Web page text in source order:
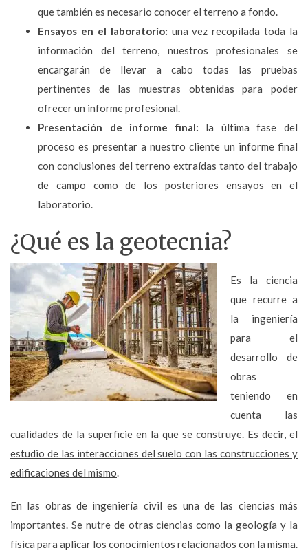
que también es necesario conocer el terreno a fondo.
Ensayos en el laboratorio: una vez recopilada toda la
información del terreno, nuestros profesionales se
encargarán de llevar a cabo todas las pruebas
pertinentes de las muestras obtenidas para poder
ofrecer un informe profesional.
Presentación de informe final: la última fase del
proceso es presentar a nuestro cliente un informe final
con conclusiones del terreno extraídas tanto del trabajo
de campo como de los posteriores ensayos en el
laboratorio.
¿Qué es la geotecnia?
Es la ciencia
que recurre a
la ingeniería
para el
desarrollo de
obras
teniendo en
cuenta las
cualidades de la superficie en la que se construye. Es decir, el
estudio de las interacciones del suelo con las construcciones y
edificaciones del mismo.
En las obras de ingeniería civil es una de las ciencias más
importantes. Se nutre de otras ciencias como la geología y la
física para aplicar los conocimientos relacionados con la misma.